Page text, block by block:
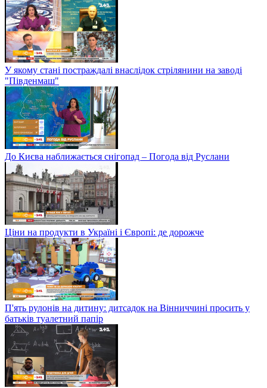
У якому стані постраждалі внаслідок стрілянини на заводі
"Південмаш"
До Києва наближається снігопад – Погода від Руслани
Ціни на продукти в Україні і Європі: де дорожче
П'ять рулонів на дитину: дитсадок на Вінниччині просить у
батьків туалетний папір